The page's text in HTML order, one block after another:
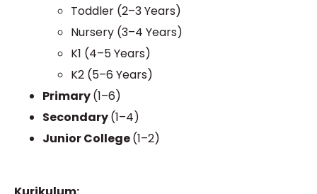
Toddler (2–3 Years)
Nursery (3–4 Years)
K1 (4–5 Years)
K2 (5–6 Years)
Primary(1–6)
Secondary(1–4)
Junior College(1–2)